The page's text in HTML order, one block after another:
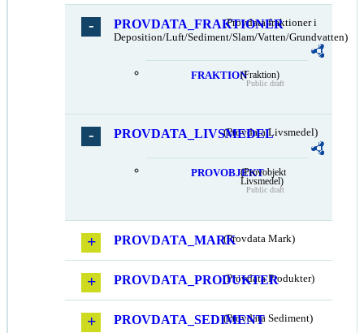
PROVDATA_FRAKTIONER
(Provdata fraktioner i
Deposition/Luft/Sediment/Slam/Vatten/Grundvatten)
FRAKTION(Fraktion)
Public draft
PROVDATA_LIVSMEDEL
(Provdata Livsmedel)
PROVOBJEKT(Provobjekt
Livsmedel)
Public draft
PROVDATA_MARK(Provdata Mark)
PROVDATA_PRODUKTER
(Provdata Produkter)
PROVDATA_SEDIMENT(Provdata Sediment)